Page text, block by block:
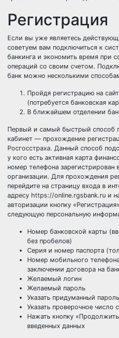
Регистрация
Если вы уже являетесь
советуем вам подключиться к
банкинга и экономить время при
операций со своим счетом.
банк можно несколькими
Пройдя регистрацию на
(потребуется банковская
В ближайшем отделении
Первый и самый быстрый способ
кабинет — прохождение
Росгосстраха. Данный способ
у кого есть активная карта
номер телефона зарегистрирован
организации. Для прохождения
перейдите на страницу входа в
адресу https://online.rgsbank.ru и
авторизации кнопку
следующую персональную
Номер банковской карты
без пробелов)
Серия и номер паспорта
Номер мобильного
заключении договора на
Желаемый логин
Желаемый пароль
Указать придуманный
Указать проверочное число
Нажать кнопку
введенных данных